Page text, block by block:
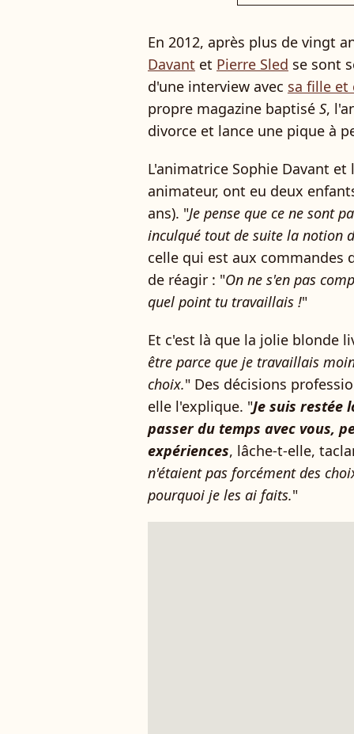
En 2012, après plus de vingt
Davant et Pierre Sled se sont
d'une interview avec sa fille et
propre magazine baptisé S,
divorce et lance une pique à
L'animatrice Sophie Davant
animateur, ont eu deux
ans). "Je pense que ce ne sont
inculqué tout de suite la notion
celle qui est aux commandes
de réagir : "On ne s'en pas
quel point tu travaillais !"
Et c'est là que la jolie blonde
être parce que je travaillais
choix." Des décisions
elle l'explique. "Je suis restée
passer du temps avec vous,
expériences, lâche-t-elle,
n'étaient pas forcément des
pourquoi je les ai faits."